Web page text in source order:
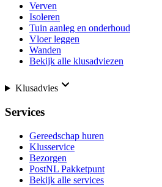
Verven
Isoleren
Tuin aanleg en onderhoud
Vloer leggen
Wanden
Bekijk alle klusadviezen
Klusadvies
Services
Gereedschap huren
Klusservice
Bezorgen
PostNL Pakketpunt
Bekijk alle services